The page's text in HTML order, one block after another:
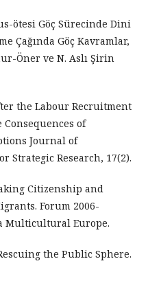
ötesi Göç Sürecinde Dini
Çağında Göç Kavramlar,
Öner ve N. Aslı Şirin
the Labour Recruitment
of
Journal of
Strategic Research, 17(2).
Citizenship and
Forum 2006-
Multicultural Europe.
the Public Sphere.